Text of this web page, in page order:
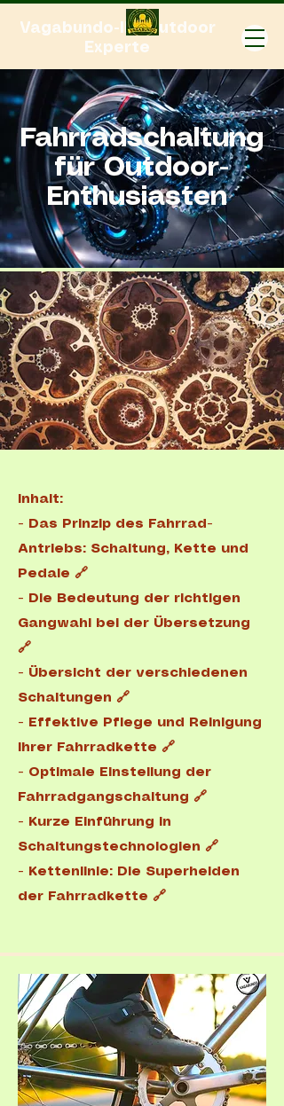
Vagabundo-Ihr Outdoor
Experte
Fahrradschaltung
für Outdoor-
Enthusiasten
Inhalt:
-
Das Prinzip des Fahrrad-
Antriebs: Schaltung, Kette und
Pedale 🔗
​-
Die Bedeutung der richtigen
Gangwahl bei der Übersetzung
🔗
- Übersicht der verschiedenen
Schaltungen 🔗
-
Effektive Pflege und Reinigung
Ihrer Fahrradkette 🔗
- Optimale Einstellung der
Fahrradgangschaltung 🔗
-
Kurze Einführung in
Schaltungstechnologien 🔗
-
Kettenlinie: Die Superhelden
der Fahrradkette 🔗